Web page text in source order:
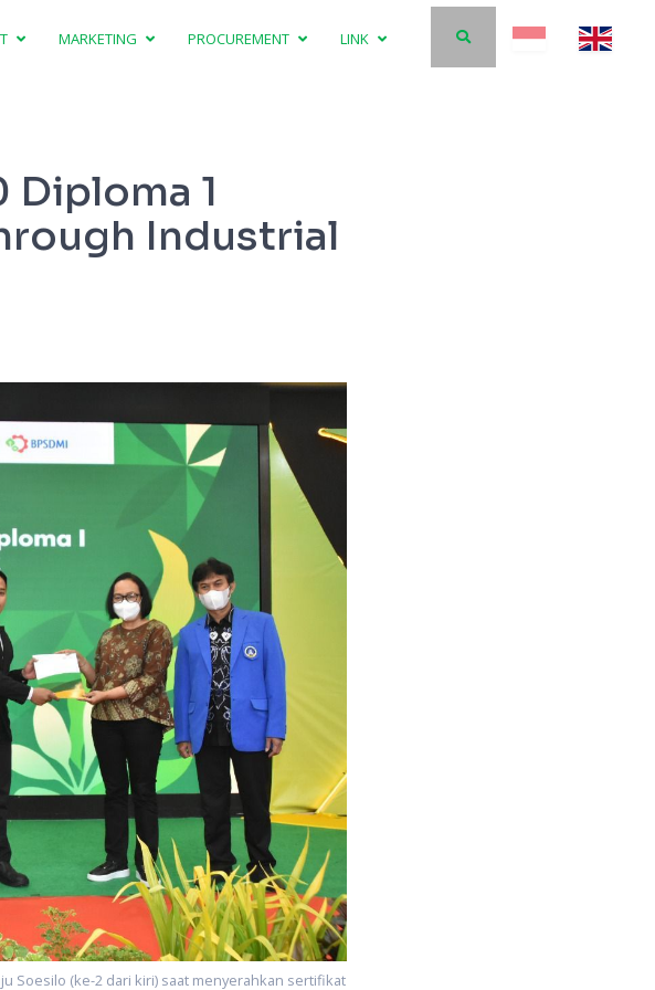
MARKETING PROCUREMENT LINK
Diploma 1
Industrial
Soesilo (ke-2 dari kiri) saat menyerahkan sertifikat